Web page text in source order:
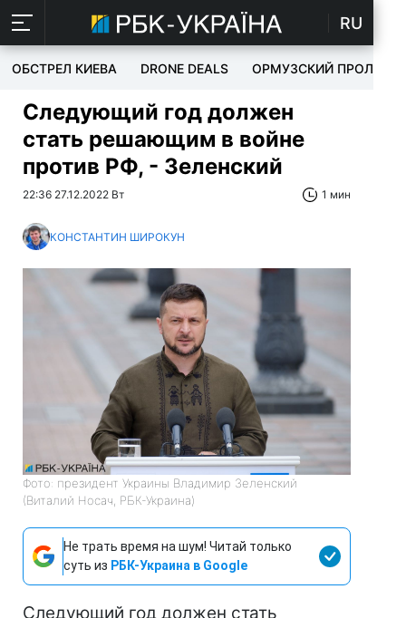
RU
ОБСТРЕЛ КИЕВА DRONE DEALS ОРМУЗСКИЙ ПРОЛИВ
Следующий год должен
стать решающим в войне
против РФ, - Зеленский
22:36 27.12.2022 Вт 1 мин
КОНСТАНТИН ШИРОКУН
Фото: президент Украины Владимир Зеленский
(Виталий Носач, РБК-Украина)
Не трать время на шум! Читай только
суть из РБК-Украина в Google
Следующий год должен стать